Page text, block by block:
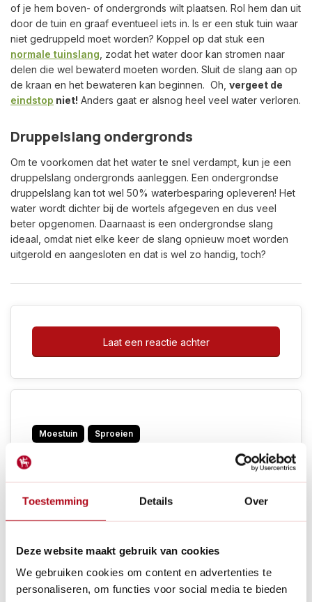
Toestemming Details Over
Deze website maakt gebruik van cookies
We gebruiken cookies om content en advertenties te
personaliseren, om functies voor social media te bieden
of je hem boven- of ondergronds wilt plaatsen. Rol hem dan uit
door de tuin en graaf eventueel iets in. Is er een stuk tuin waar
niet gedruppeld moet worden? Koppel op dat stuk een
normale tuinslang , zodat het water door kan stromen naar
delen die wel bewaterd moeten worden. Sluit de slang aan op
de kraan en het bewateren kan beginnen. Oh, vergeet de
eindstop niet! Anders gaat er alsnog heel veel water verloren.
Druppelslang ondergronds
Om te voorkomen dat het water te snel verdampt, kun je een
druppelslang ondergronds aanleggen. Een ondergrondse
druppelslang kan tot wel 50% waterbesparing opleveren! Het
water wordt dichter bij de wortels afgegeven en dus veel
beter opgenomen. Daarnaast is een ondergrondse slang
ideaal, omdat niet elke keer de slang opnieuw moet worden
uitgerold en aangesloten en dat is wel zo handig, toch?
Laat een reactie achter
Moestuin Sproeien
Recente artikelen